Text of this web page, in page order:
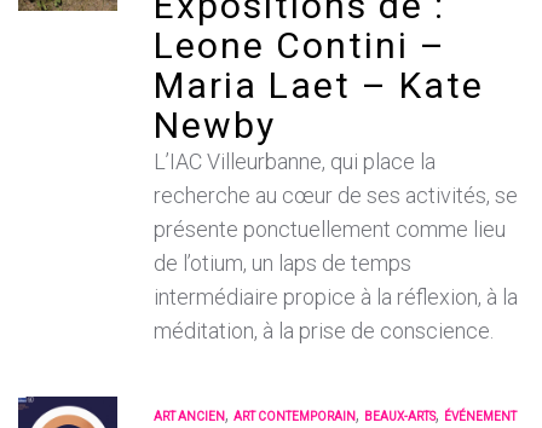
Leone Contini –
Maria Laet – Kate
Newby
L’IAC Villeurbanne, qui place la
recherche au cœur de ses activités, se
présente ponctuellement comme lieu
de l’otium, un laps de temps
intermédiaire propice à la réflexion, à la
méditation, à la prise de conscience.
ART ANCIEN , ART CONTEMPORAIN , BEAUX-ARTS, ÉVÉNEMENT